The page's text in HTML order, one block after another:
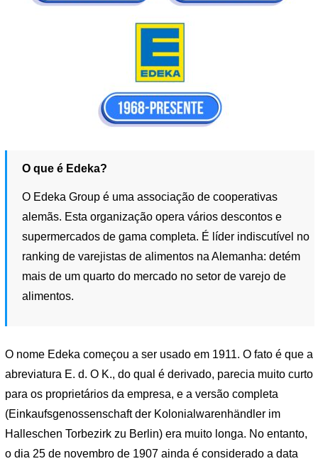
O que é Edeka?
O Edeka Group é uma associação de cooperativas
alemãs. Esta organização opera vários descontos e
supermercados de gama completa. É líder indiscutível no
ranking de varejistas de alimentos na Alemanha: detém
mais de um quarto do mercado no setor de varejo de
alimentos.
O nome Edeka começou a ser usado em 1911. O fato é que a
abreviatura E. d. O K., do qual é derivado, parecia muito curto
para os proprietários da empresa, e a versão completa
(Einkaufsgenossenschaft der Kolonialwarenhändler im
Halleschen Torbezirk zu Berlin) era muito longa. No entanto,
o dia 25 de novembro de 1907 ainda é considerado a data